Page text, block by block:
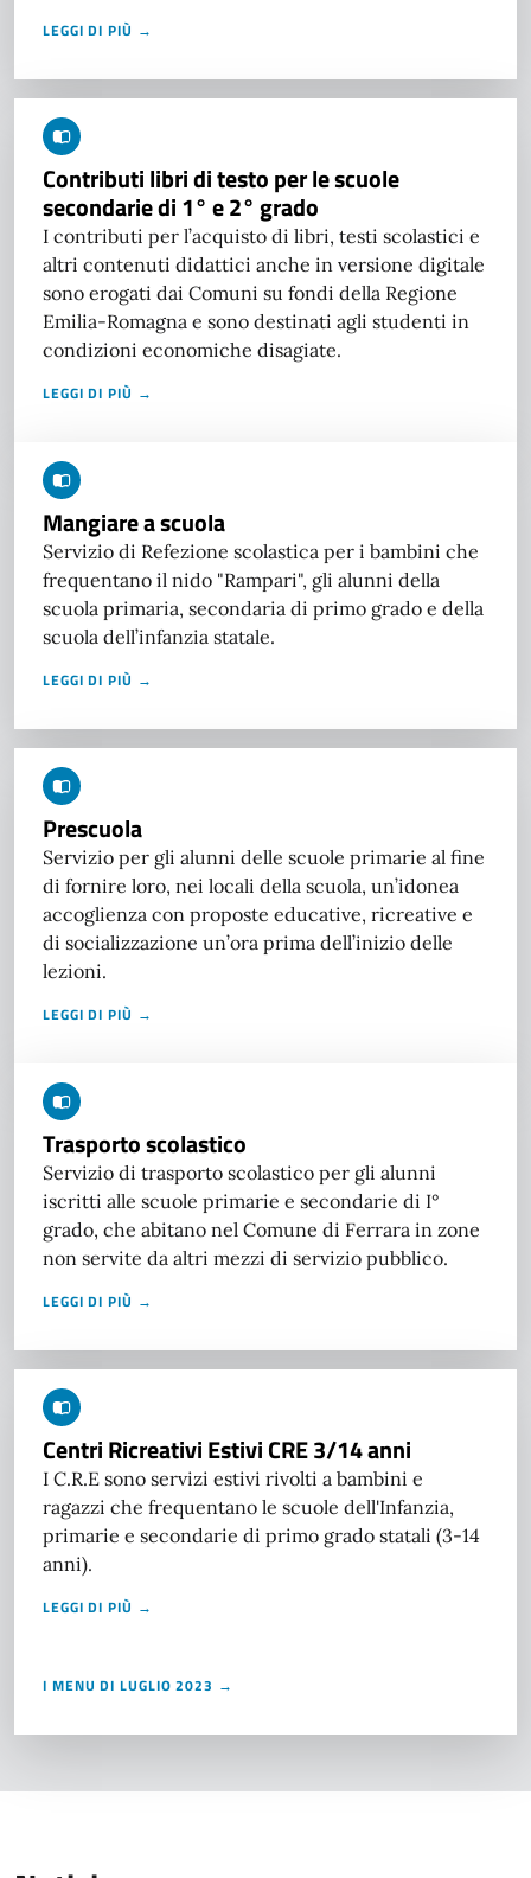
LEGGI DI PIÙ →
Contributi libri di testo per le scuole
secondarie di 1° e 2° grado
I contributi per l’acquisto di libri, testi scolastici e
altri contenuti didattici anche in versione digitale
sono erogati dai Comuni su fondi della Regione
Emilia-Romagna e sono destinati agli studenti in
condizioni economiche disagiate.
LEGGI DI PIÙ →
Mangiare a scuola
Servizio di Refezione scolastica per i bambini che
frequentano il nido "Rampari", gli alunni della
scuola primaria, secondaria di primo grado e della
scuola dell’infanzia statale.
LEGGI DI PIÙ →
Prescuola
Servizio per gli alunni delle scuole primarie al fine
di fornire loro, nei locali della scuola, un’idonea
accoglienza con proposte educative, ricreative e
di socializzazione un’ora prima dell’inizio delle
lezioni.
LEGGI DI PIÙ →
Trasporto scolastico
Servizio di trasporto scolastico per gli alunni
iscritti alle scuole primarie e secondarie di I°
grado, che abitano nel Comune di Ferrara in zone
non servite da altri mezzi di servizio pubblico.
LEGGI DI PIÙ →
Centri Ricreativi Estivi CRE 3/14 anni
I C.R.E sono servizi estivi rivolti a bambini e
ragazzi che frequentano le scuole dell'Infanzia,
primarie e secondarie di primo grado statali (3-14
anni).
LEGGI DI PIÙ →
I MENU DI LUGLIO 2023 →